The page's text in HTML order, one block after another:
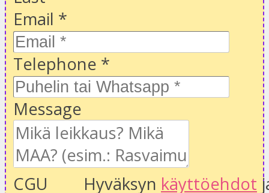
Email *
Telephone *
Message
CGU
Hyväksyn käyttöehdot